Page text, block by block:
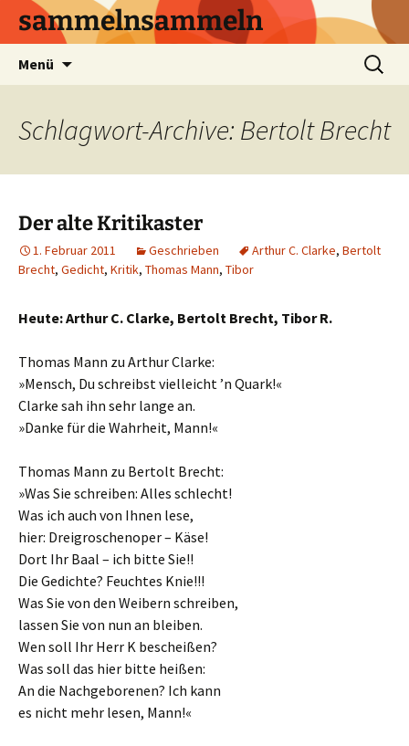
sammelnsammeln
Menü
Suchen
nach:
Schlagwort-Archive: Bertolt Brecht
Der alte Kritikaster
1. Februar 2011 Geschrieben Arthur C. Clarke, Bertolt
Brecht, Gedicht, Kritik, Thomas Mann, Tibor
Heute: Arthur C. Clarke, Bertolt Brecht, Tibor R.
Thomas Mann zu Arthur Clarke:
»Mensch, Du schreibst vielleicht ’n Quark!«
Clarke sah ihn sehr lange an.
»Danke für die Wahrheit, Mann!«
Thomas Mann zu Bertolt Brecht:
»Was Sie schreiben: Alles schlecht!
Was ich auch von Ihnen lese,
hier: Dreigroschenoper – Käse!
Dort Ihr Baal – ich bitte Sie!!
Die Gedichte? Feuchtes Knie!!!
Was Sie von den Weibern schreiben,
lassen Sie von nun an bleiben.
Wen soll Ihr Herr K bescheißen?
Was soll das hier bitte heißen:
An die Nachgeborenen? Ich kann
es nicht mehr lesen, Mann!«